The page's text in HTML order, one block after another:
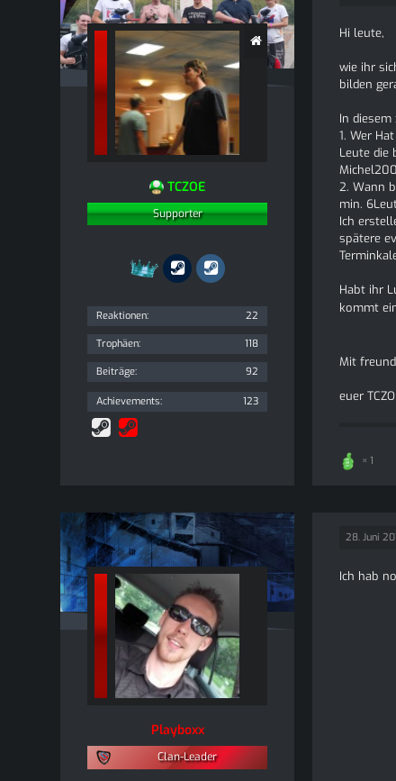
TCZOE
Supporter
Reaktionen 22
Trophäen 118
Beiträge 92
Achievements 123
Hi leute,
wie ihr
bilden
In
1. Wer
Leute die
2. Wann
min.
Ich
spätere
Habt ihr
kommt
Mit
euer
1
Playboxx
Clan-Leader
28. Juni
Ich hab